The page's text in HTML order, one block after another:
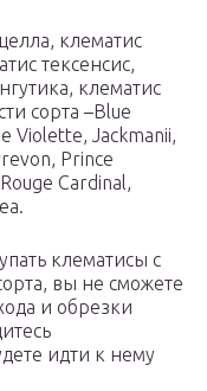
клематис
тексенсис,
клематис
сорта –Blue
Violette, Jackmanii,
Prince
Cardinal,
клематисы с
вы не сможете
и обрезки
идти к нему